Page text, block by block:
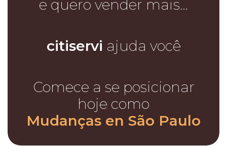
e quero vender mais…
citiservi ajuda você
Comece a se posicionar
hoje como
Mudanças en São Paulo